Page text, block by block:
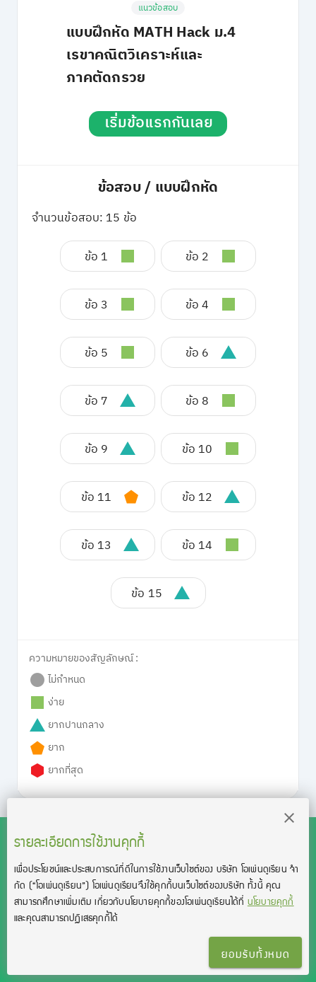
แนวข้อสอบ
แบบฝึกหัด MATH Hack ม.4
เรขาคณิตวิเคราะห์และ
ภาคตัดกรวย
เริ่มข้อแรกกันเลย
ข้อสอบ / แบบฝึกหัด
จำนวนข้อสอบ: 15 ข้อ
ข้อ 1 ข้อ 2
ข้อ 3 ข้อ 4
ข้อ 5 ข้อ 6
ข้อ 7 ข้อ 8
ข้อ 9 ข้อ 10
ข้อ 11 ข้อ 12
ข้อ 13 ข้อ 14
ข้อ 15
ความหมายของสัญลักษณ์ :
ไม่กำหนด
ง่าย
ยากปานกลาง
ยาก
ยากที่สุด
รายละเอียดการใช้งานคุกกี้
เพื่อประโยชน์และประสบการณ์ที่ดีในการใช้งานเว็บไซต์ของ บริษัท โอเพ่นดูเรียน จํา
กัด (“โอเพ่นดูเรียน”)โอเพ่นดูเรียนจึงใช้คุกกี้บนเว็บไซต์ของบริษัท ทั้งนี้ คุณ
สามารถศึกษาเพิ่มเติม เกี่ยวกับนโยบายคุกกี้ของโอเพ่นดูเรียนได้ที่นโยบายคุกกี้
และคุณสามารถปฏิเสธคุกกี้ได้
ยอมรับทั้งหมด
สงวนลิขสิทธิ์โดย บริษัท โอเพ่นดูเรียน จำกัด 2021 ©︎ OpenDurian
Co., Ltd.
TOEIC® and TOEFL® are registered trademarks of Educational Testing
ติดต่อเรา